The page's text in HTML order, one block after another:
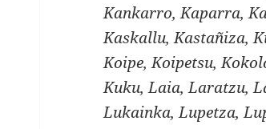
Kankarro, Kaparra,
Kaskallu, Kastañiza,
Koipe, Koipetsu,
Kuku, Laia, Laratzu,
Lukainka, Lupetza,